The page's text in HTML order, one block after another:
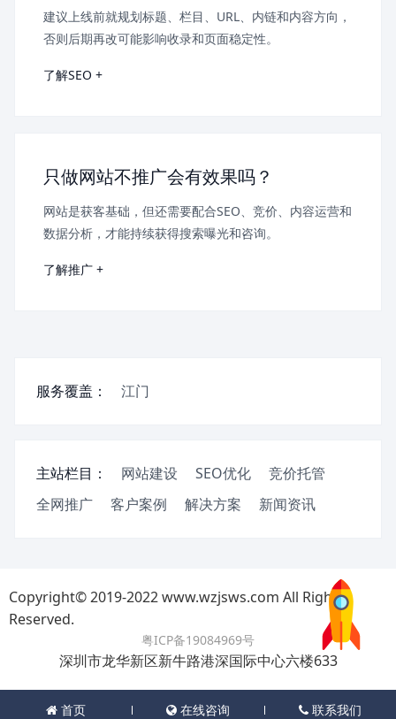
建议上线前就规划标题、栏目、URL、内链和内容方向，
否则后期再改可能影响收录和页面稳定性。
了解SEO +
只做网站不推广会有效果吗？
网站是获客基础，但还需要配合SEO、竞价、内容运营和
数据分析，才能持续获得搜索曝光和咨询。
了解推广 +
服务覆盖： 江门
主站栏目： 网站建设 SEO优化
竞价托管
全网推广
客户案例 解决方案 新闻资讯
首页 在线咨询 联系我们
Copyright© 2019-2022 www.wzjsws.com All Rights
Reserved.
粤ICP备19084969号
深圳市龙华新区新牛路港深国际中心六楼633